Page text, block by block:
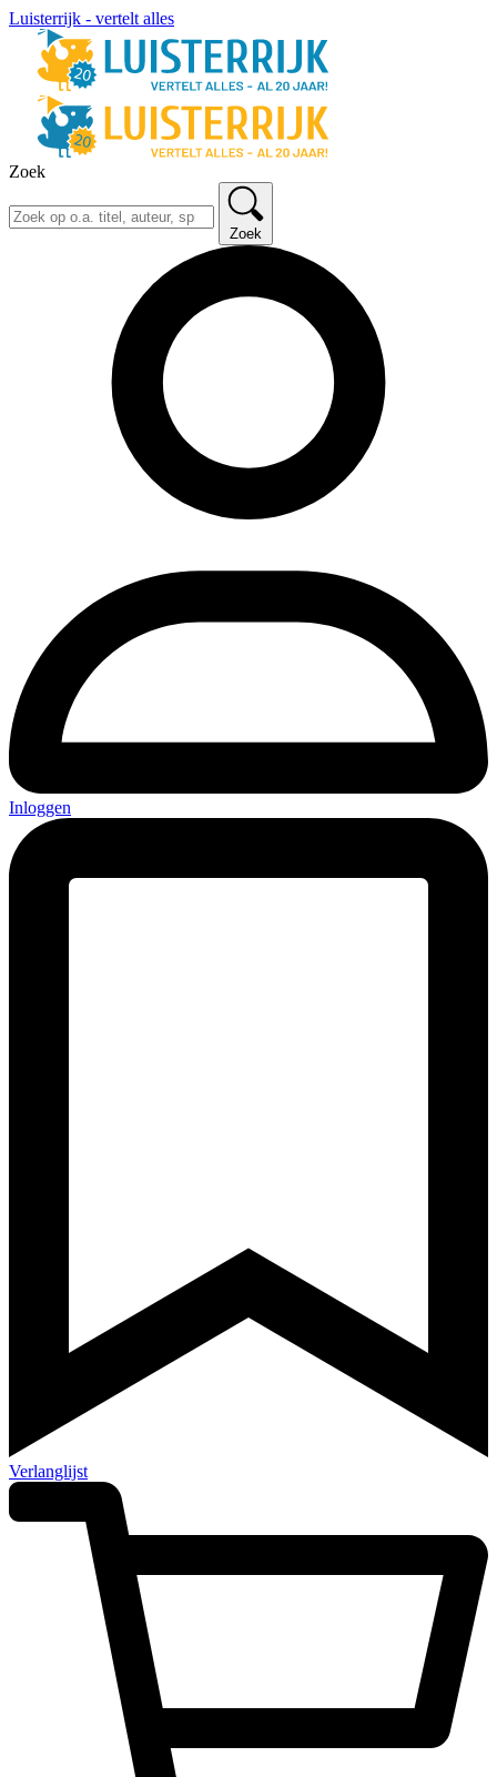
Luisterrijk - vertelt alles
Zoek
Zoek
Inloggen
Verlanglijst